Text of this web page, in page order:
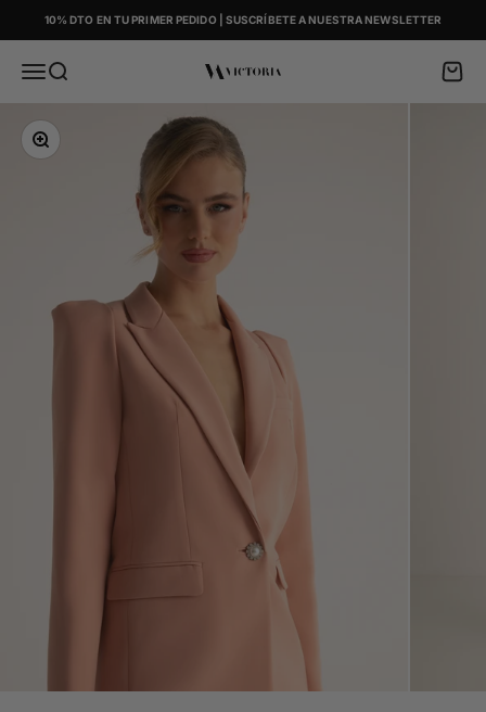
10% DTO EN TU PRIMER PEDIDO | SUSCRÍBETE A NUESTRA NEWSLETTER
MenuSearch Victoria Cart
Zoom